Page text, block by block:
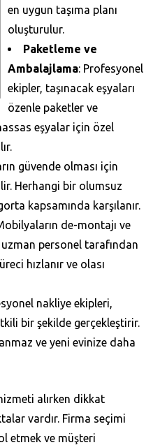
en uygun taşıma planı
oluşturulur.
Paketleme ve
Ambalajlama: Profesyonel
ekipler, taşınacak eşyaları
özenle paketler ve
eşyalar için özel
güvende olması için
Herhangi bir olumsuz
kapsamında karşılanır.
de-montajı ve
personel tarafından
hızlanır ve olası
nakliye ekipleri,
bir şekilde gerçekleştirir.
ve yeni evinize daha
alırken dikkat
vardır. Firma seçimi
etmek ve müşteri